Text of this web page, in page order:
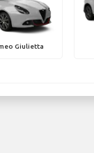
Giulietta